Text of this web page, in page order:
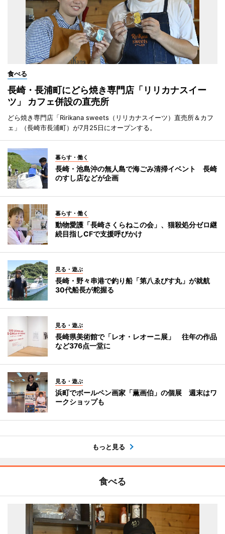
食べる
長崎・長浦町にどら焼き専門店「リリカナスイー
ツ」 カフェ併設の直売所
どら焼き専門店「Ririkana sweets（リリカナスイーツ）直売所＆カフ
ェ」（長崎市長浦町）が7月25日にオープンする。
暮らす・働く
長崎・池島沖の無人島で海ごみ清掃イベント 長崎
のすし店などが企画
暮らす・働く
動物愛護「長崎さくらねこの会」、猫殺処分ゼロ継
続目指しCFで支援呼びかけ
見る・遊ぶ
長崎・野々串港で釣り船「第八ゑびす丸」が就航
30代船長が舵握る
見る・遊ぶ
長崎県美術館で「レオ・レオーニ展」 往年の作品
など376点一堂に
見る・遊ぶ
浜町でボールペン画家「薫画伯」の個展 週末はワ
ークショップも
もっと見る
食べる